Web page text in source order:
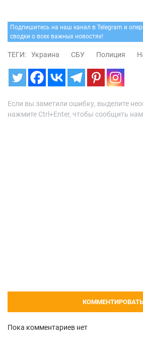
Подпишитесь на наш канал в Telegram и
сводки о всех важных новостях!
ТЕГИ: Украина СБУ Полиция
Если вы заметили ошибку, выделите
нажмите Ctrl+Enter, чтобы сообщить
КОММЕНТИРОВАТЬ
Пока комментариев нет